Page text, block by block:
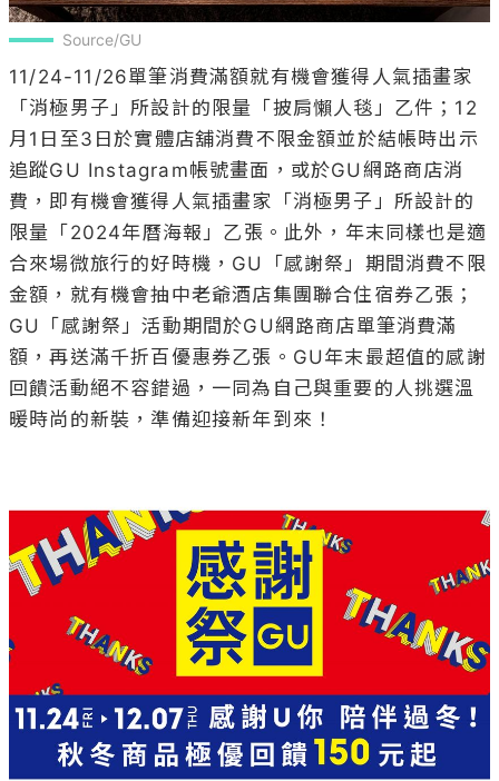
Source/GU
11/24-11/26單筆消費滿額就有機會獲得人氣插畫家
「消極男子」所設計的限量「披肩懶人毯」乙件；12
月1日至3日於實體店舖消費不限金額並於結帳時出示
追蹤GU Instagram帳號畫面，或於GU網路商店消
費，即有機會獲得人氣插畫家「消極男子」所設計的
限量「2024年曆海報」乙張。此外，年末同樣也是適
合來場微旅行的好時機，GU「感謝祭」期間消費不限
金額，就有機會抽中老爺酒店集團聯合住宿券乙張；
GU「感謝祭」活動期間於GU網路商店單筆消費滿
額，再送滿千折百優惠券乙張。GU年末最超值的感謝
回饋活動絕不容錯過，一同為自己與重要的人挑選溫